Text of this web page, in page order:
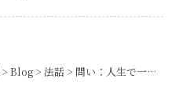
> Blog > 法話 > 問い：人生で一番苦しいことは何ですか。